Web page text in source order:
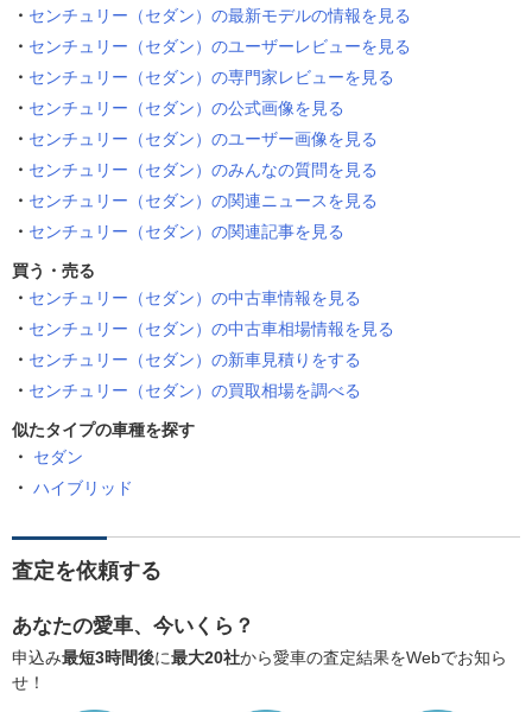
センチュリー（セダン）の最新モデルの情報を見る
センチュリー（セダン）のユーザーレビューを見る
センチュリー（セダン）の専門家レビューを見る
センチュリー（セダン）の公式画像を見る
センチュリー（セダン）のユーザー画像を見る
センチュリー（セダン）のみんなの質問を見る
センチュリー（セダン）の関連ニュースを見る
センチュリー（セダン）の関連記事を見る
買う・売る
センチュリー（セダン）の中古車情報を見る
センチュリー（セダン）の中古車相場情報を見る
センチュリー（セダン）の新車見積りをする
センチュリー（セダン）の買取相場を調べる
似たタイプの車種を探す
セダン
ハイブリッド
査定を依頼する
あなたの愛車、今いくら？
申込み最短3時間後に最大20社から愛車の査定結果をWebでお知ら
せ！